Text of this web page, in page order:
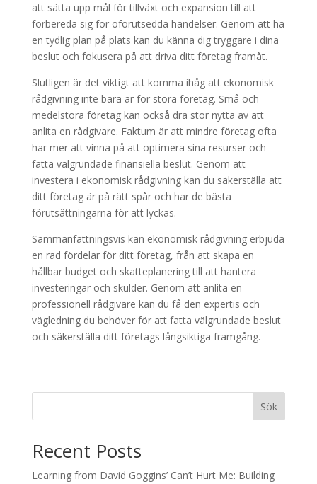
att sätta upp mål för tillväxt och expansion till att
förbereda sig för oförutsedda händelser. Genom att ha
en tydlig plan på plats kan du känna dig tryggare i dina
beslut och fokusera på att driva ditt företag framåt.
Slutligen är det viktigt att komma ihåg att ekonomisk
rådgivning inte bara är för stora företag. Små och
medelstora företag kan också dra stor nytta av att
anlita en rådgivare. Faktum är att mindre företag ofta
har mer att vinna på att optimera sina resurser och
fatta välgrundade finansiella beslut. Genom att
investera i ekonomisk rådgivning kan du säkerställa att
ditt företag är på rätt spår och har de bästa
förutsättningarna för att lyckas.
Sammanfattningsvis kan ekonomisk rådgivning erbjuda
en rad fördelar för ditt företag, från att skapa en
hållbar budget och skatteplanering till att hantera
investeringar och skulder. Genom att anlita en
professionell rådgivare kan du få den expertis och
vägledning du behöver för att fatta välgrundade beslut
och säkerställa ditt företags långsiktiga framgång.
Sök
Recent Posts
Learning from David Goggins’ Can’t Hurt Me: Building